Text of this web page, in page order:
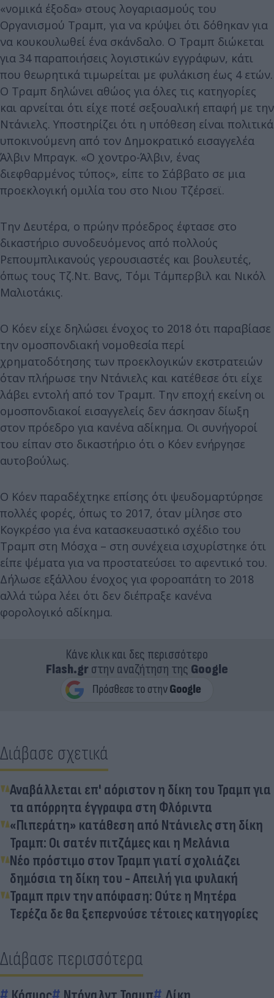
«νομικά έξοδα» στους λογαριασμούς του
Οργανισμού Τραμπ, για να κρύψει ότι δόθηκαν για
να κουκουλωθεί ένα σκάνδαλο. Ο Τραμπ διώκεται
για 34 παραποιήσεις λογιστικών εγγράφων, κάτι
που θεωρητικά τιμωρείται με φυλάκιση έως 4 ετών.
Ο Τραμπ δηλώνει αθώος για όλες τις κατηγορίες
και αρνείται ότι είχε ποτέ σεξουαλική επαφή με την
Ντάνιελς. Υποστηρίζει ότι η υπόθεση είναι πολιτικά
υποκινούμενη από τον Δημοκρατικό εισαγγελέα
Άλβιν Μπραγκ. «Ο χοντρο-Άλβιν, ένας
διεφθαρμένος τύπος», είπε το Σάββατο σε μια
προεκλογική ομιλία του στο Νιου Τζέρσεϊ.
Την Δευτέρα, ο πρώην πρόεδρος έφτασε στο
δικαστήριο συνοδευόμενος από πολλούς
Ρεπουμπλικανούς γερουσιαστές και βουλευτές,
όπως τους Τζ.Ντ. Βανς, Τόμι Τάμπερβιλ και Νικόλ
Μαλιοτάκις.
Ο Κόεν είχε δηλώσει ένοχος το 2018 ότι παραβίασε
την ομοσπονδιακή νομοθεσία περί
χρηματοδότησης των προεκλογικών εκστρατειών
όταν πλήρωσε την Ντάνιελς και κατέθεσε ότι είχε
λάβει εντολή από τον Τραμπ. Την εποχή εκείνη οι
ομοσπονδιακοί εισαγγελείς δεν άσκησαν δίωξη
στον πρόεδρο για κανένα αδίκημα. Οι συνήγοροί
του είπαν στο δικαστήριο ότι ο Κόεν ενήργησε
αυτοβούλως.
Ο Κόεν παραδέχτηκε επίσης ότι ψευδομαρτύρησε
πολλές φορές, όπως το 2017, όταν μίλησε στο
Κογκρέσο για ένα κατασκευαστικό σχέδιο του
Τραμπ στη Μόσχα – στη συνέχεια ισχυρίστηκε ότι
είπε ψέματα για να προστατεύσει το αφεντικό του.
Δήλωσε εξάλλου ένοχος για φοροαπάτη το 2018
αλλά τώρα λέει ότι δεν διέπραξε κανένα
φορολογικό αδίκημα.
Κάνε κλικ και δες περισσότερο
Flash.grστην αναζήτηση της Google
Διάβασε σχετικά
Αναβάλλεται επ' αόριστον η δίκη του Τραμπ για
τα απόρρητα έγγραφα στη Φλόριντα
«Πιπεράτη» κατάθεση από Ντάνιελς στη δίκη
Τραμπ: Οι σατέν πιτζάμες και η Μελάνια
Νέο πρόστιμο στον Τραμπ γιατί σχολιάζει
δημόσια τη δίκη του - Απειλή για φυλακή
Τραμπ πριν την απόφαση: Ούτε η Μητέρα
Τερέζα δε θα ξεπερνούσε τέτοιες κατηγορίες
Διάβασε περισσότερα